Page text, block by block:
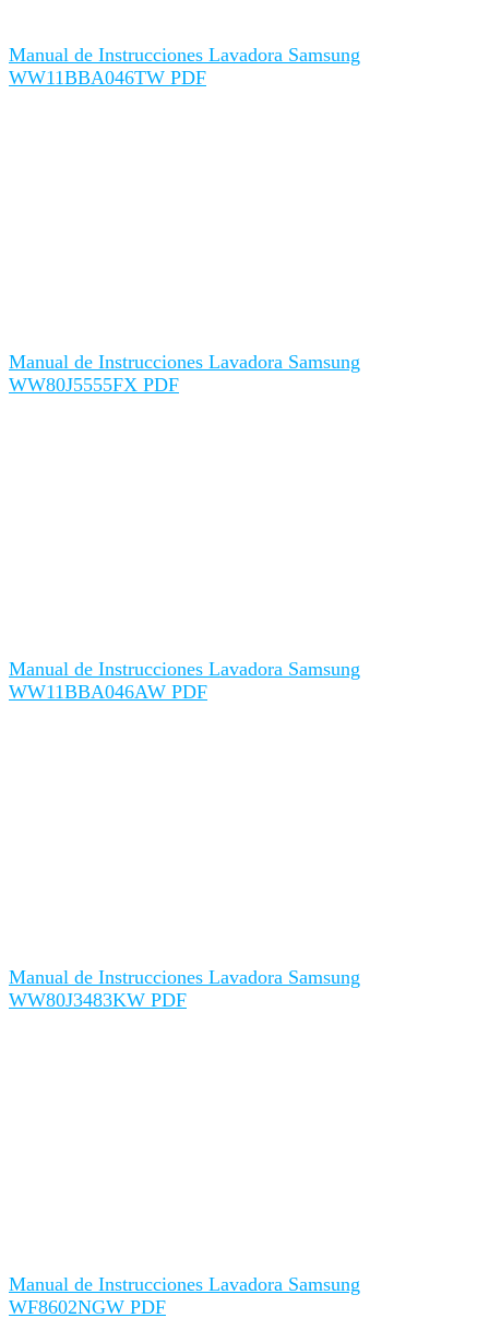
Manual de Instrucciones Lavadora Samsung
WW11BBA046TW PDF
Manual de Instrucciones Lavadora Samsung
WW80J5555FX PDF
Manual de Instrucciones Lavadora Samsung
WW11BBA046AW PDF
Manual de Instrucciones Lavadora Samsung
WW80J3483KW PDF
Manual de Instrucciones Lavadora Samsung
WF8602NGW PDF